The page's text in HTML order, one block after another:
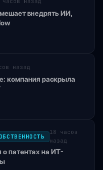
внедрять ИИ,
назад
компания раскрыла
18 часов
назад
о патентах на ИТ-